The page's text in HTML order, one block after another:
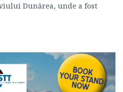
Dunărea, unde a fost